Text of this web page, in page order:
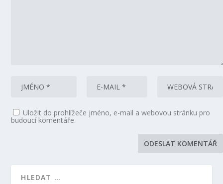
Uložit do prohlížeče jméno, e-mail a webovou stránku pro
budoucí komentáře.